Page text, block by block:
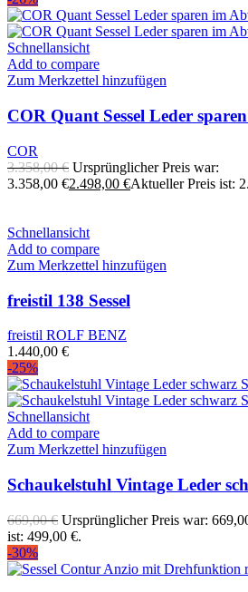
Schnellansicht
Add to compare
Zum Merkzettel hinzufügen
COR Quant Sessel Leder
COR
3.358,00€ Ursprünglicher Preis war:
3.358,00 €2.498,00 €Aktueller Preis ist:
Schnellansicht
Add to compare
Zum Merkzettel hinzufügen
freistil 138 Sessel
freistil ROLF BENZ
1.440,00 €
-25%
Schnellansicht
Add to compare
Zum Merkzettel hinzufügen
Schaukelstuhl Vintage Leder
669,00€ Ursprünglicher Preis war:
ist: 499,00 €.
-30%